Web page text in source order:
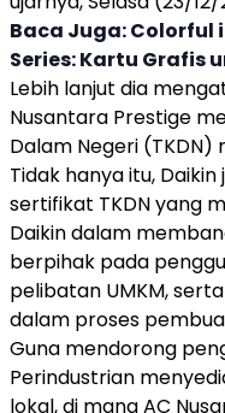
Baca Juga:Colorful
Series: Kartu Grafis
Lebih lanjut dia
Nusantara Prestige
Dalam Negeri (TKDN)
Tidak hanya itu, Daikin
sertifikat TKDNyang
Daikindalam
berpihak pada
pelibatan UMKM,
dalam proses
Guna mendorong
Perindustrian
lokal, di mana AC